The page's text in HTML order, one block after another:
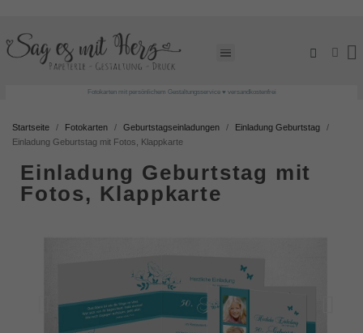
Fotokarten mit persönlichem Gestaltungsservice ♥ versandkostenfrei
Startseite Fotokarten Geburtstagseinladungen
Einladung Geburtstag
Einladung Geburtstag mit Fotos, Klappkarte
Einladung Geburtstag mit
Fotos, Klappkarte